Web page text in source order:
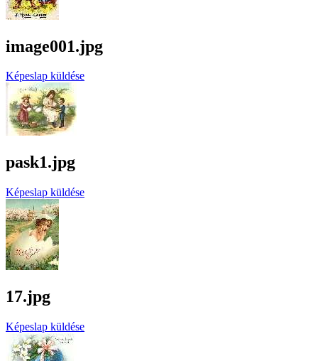
image001.jpg
Képeslap küldése
pask1.jpg
Képeslap küldése
17.jpg
Képeslap küldése